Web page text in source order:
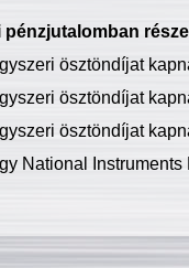
ösztöndíjat
ösztöndíjat
ösztöndíjat
National